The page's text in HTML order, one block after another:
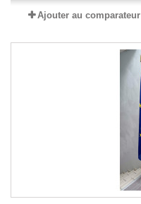
Ajouter au comparateur